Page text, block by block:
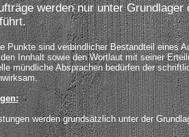
werden nur unter Grundlager
Punkte sind verbindlicher Bestandteil eines
Innhalt sowie den Wortlaut mit seiner
mündliche Absprachen bedürfen der
werden grundsätzlich unter der